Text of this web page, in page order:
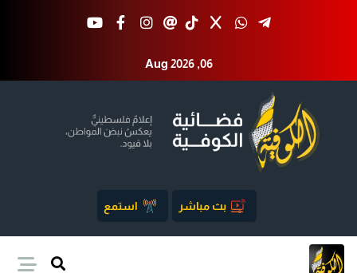
Aug 2026 ,06
بث مباشر استمع